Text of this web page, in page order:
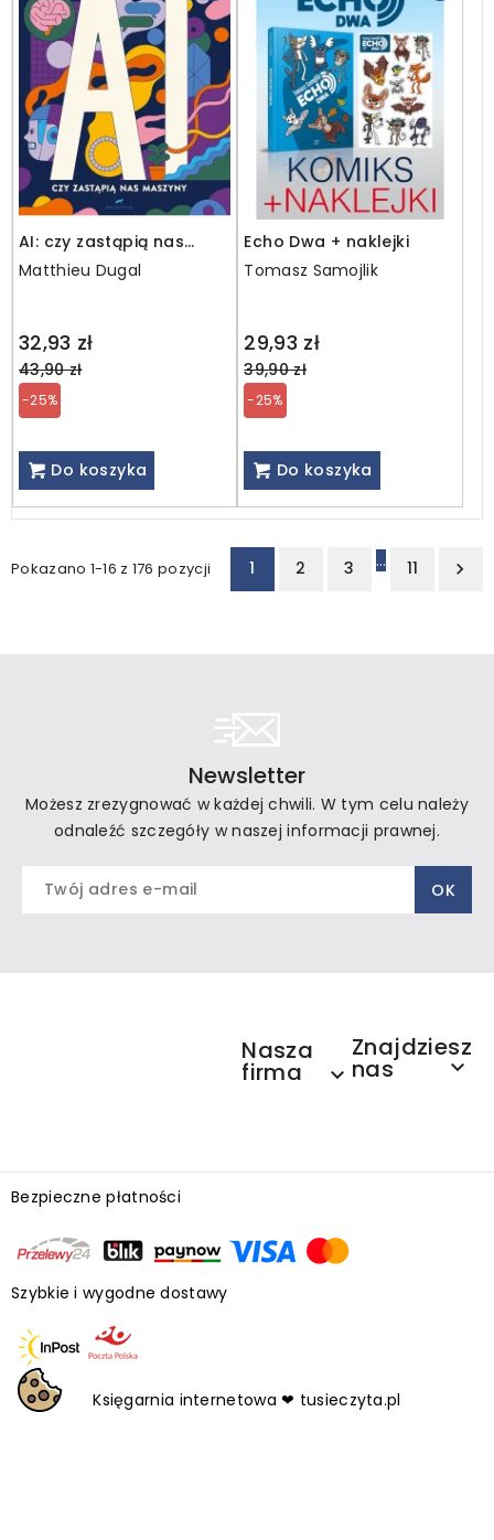
AI: czy zastąpią nas
maszyny
Matthieu Dugal
32,93 zł
Regular
price
43,90 zł
-25%
Do koszyka
Echo Dwa + naklejki
Tomasz Samojlik
29,93 zł
Regular
price
39,90 zł
-25%
Do koszyka
Pokazano 1-16 z 176 pozycji 1 2 3 … 11 
Newsletter
Możesz zrezygnować w każdej chwili. W tym celu należy
odnaleźć szczegóły w naszej informacji prawnej.
Nasza
firma 
Znajdziesz
nas 
Bezpieczne płatności
Szybkie i wygodne dostawy
Księgarnia internetowa ❤ tusieczyta.pl